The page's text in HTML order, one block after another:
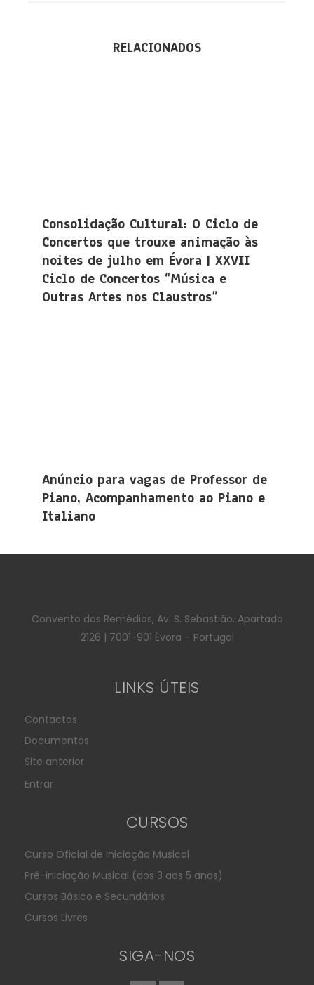
RELACIONADOS
Consolidação Cultural: O Ciclo de
Concertos que trouxe animação às
noites de julho em Évora | XXVII
Ciclo de Concertos “Música e
Outras Artes nos Claustros”
Anúncio para vagas de Professor de
Piano, Acompanhamento ao Piano e
Italiano
Convento dos Remédios, Av. S. Sebastião. Apartado
2126 | 7001-901 Évora – Portugal
LINKS ÚTEIS
Contactos
Documentos
Site anterior
Entrar
CURSOS
Curso Oficial de Iniciação Musical
Pré-iniciação Musical (dos 3 aos 5 anos)
Cursos Básico e Secundários
Cursos Livres
SIGA-NOS